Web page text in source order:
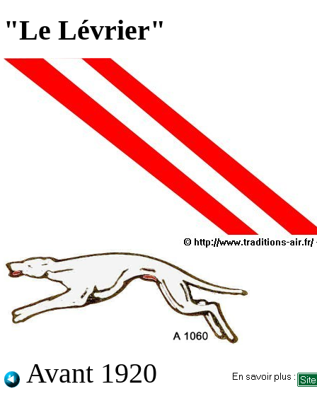
"Le Lévrier"
Avant 1920